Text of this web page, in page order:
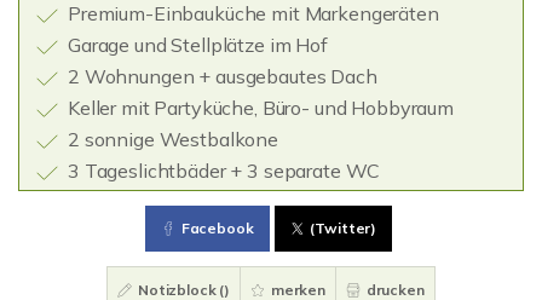
Premium-Einbauküche mit Markengeräten
Garage und Stellplätze im Hof
2 Wohnungen + ausgebautes Dach
Keller mit Partyküche, Büro- und Hobbyraum
2 sonnige Westbalkone
3 Tageslichtbäder + 3 separate WC
Facebook (Twitter)
Notizblock () merken drucken